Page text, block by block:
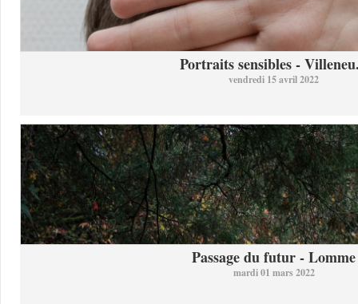
Portraits sensibles -
vendredi 15 avril 2022
Passage du futur - Lomme
mardi 01 mars 2022